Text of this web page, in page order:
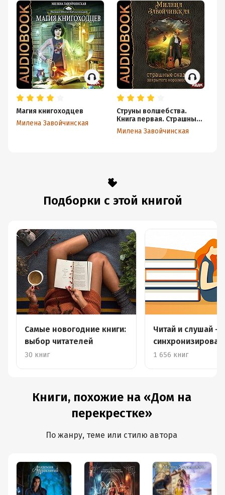
Магия книгоходцев
Милена Завойчинская
Струны волшебства.
Книга первая. Страшные
сказки закрытого
королевства
Милена Завойчинская
Подборки с этой книгой
Самые новогодние книги:
выбор читателей
30 книг
Читай и слушай –
книги
1 656 книг
Книги, похожие на «Дом на
перекрестке»
По жанру, теме или стилю автора